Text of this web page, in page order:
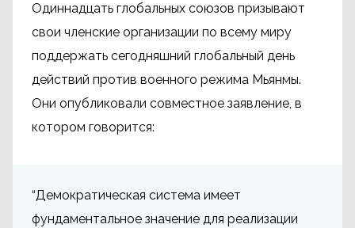
Одиннадцать глобальных союзов призывают
свои членские организации по всему миру
поддержать сегодняшний глобальный день
действий против военного режима Мьянмы.
Они опубликовали совместное заявление, в
котором говорится:
“Демократическая система имеет
фундаментальное значение для реализации